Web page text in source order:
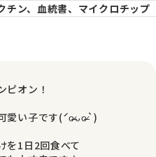
チン、血統書、マイクロチップ
ピオン！
愛い子です(ˊo̶̶̷ᴗo̶̶̷`)
を1日2回食べて